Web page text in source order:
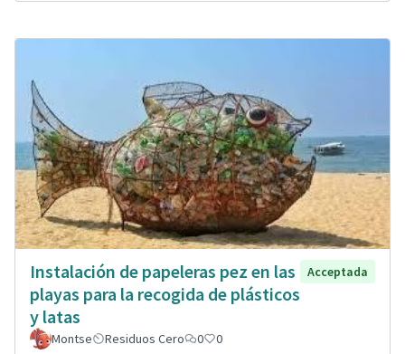
Instalación de papeleras pez en las
playas para la recogida de plásticos
y latas
Acceptada
Montse Residuos Cero 0 0